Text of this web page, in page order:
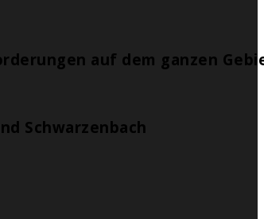
auf dem ganzen
Schwarzenbach